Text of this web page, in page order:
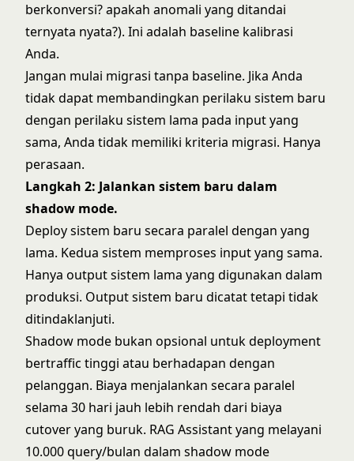
berkonversi? apakah anomali yang ditandai
ternyata nyata?). Ini adalah baseline kalibrasi
Anda.
Jangan mulai migrasi tanpa baseline. Jika Anda
tidak dapat membandingkan perilaku sistem baru
dengan perilaku sistem lama pada input yang
sama, Anda tidak memiliki kriteria migrasi. Hanya
perasaan.
Langkah 2: Jalankan sistem baru dalam
shadow mode.
Deploy sistem baru secara paralel dengan yang
lama. Kedua sistem memproses input yang sama.
Hanya output sistem lama yang digunakan dalam
produksi. Output sistem baru dicatat tetapi tidak
ditindaklanjuti.
Shadow mode bukan opsional untuk deployment
bertraffic tinggi atau berhadapan dengan
pelanggan. Biaya menjalankan secara paralel
selama 30 hari jauh lebih rendah dari biaya
cutover yang buruk. RAG Assistant yang melayani
10.000 query/bulan dalam shadow mode